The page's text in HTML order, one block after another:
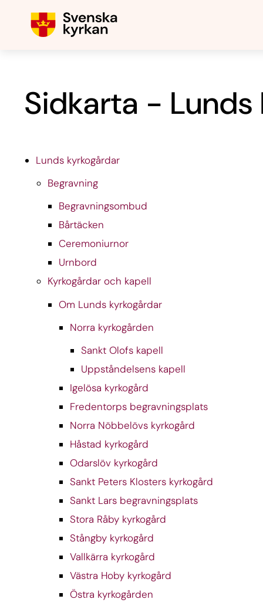
Sidkarta -
Lunds kyrkogårdar
Begravning
Begravningsombud
Bårtäcken
Ceremoniurnor
Urnbord
Kyrkogårdar och kapell
Om Lunds kyrkogårdar
Norra kyrkogården
Sankt Olofs kapell
Uppståndelsens kapell
Igelösa kyrkogård
Fredentorps begravningsplats
Norra Nöbbelövs kyrkogård
Håstad kyrkogård
Odarslöv kyrkogård
Sankt Peters Klosters kyrkogård
Sankt Lars begravningsplats
Stora Råby kyrkogård
Stångby kyrkogård
Vallkärra kyrkogård
Västra Hoby kyrkogård
Östra kyrkogården